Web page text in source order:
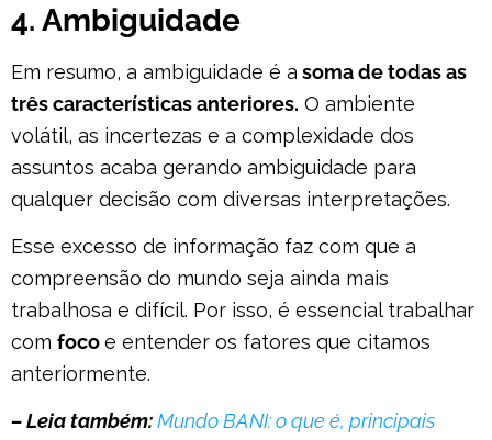
4. Ambiguidade
Em resumo, a ambiguidade é a soma de todas as
três características anteriores. O ambiente
volátil, as incertezas e a complexidade dos
assuntos acaba gerando ambiguidade para
qualquer decisão com diversas interpretações.
Esse excesso de informação faz com que a
compreensão do mundo seja ainda mais
trabalhosa e difícil. Por isso, é essencial trabalhar
com focoe entender os fatores que citamos
anteriormente.
– Leia também:Mundo BANI: o que é, principais